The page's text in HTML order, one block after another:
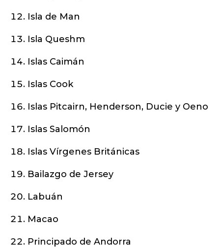
Isla de Man
Isla Queshm
Islas Caimán
Islas Cook
Islas Pitcairn, Henderson, Ducie y Oeno
Islas Salomón
Islas Vírgenes Británicas
Bailazgo de Jersey
Labuán
Macao
Principado de Andorra